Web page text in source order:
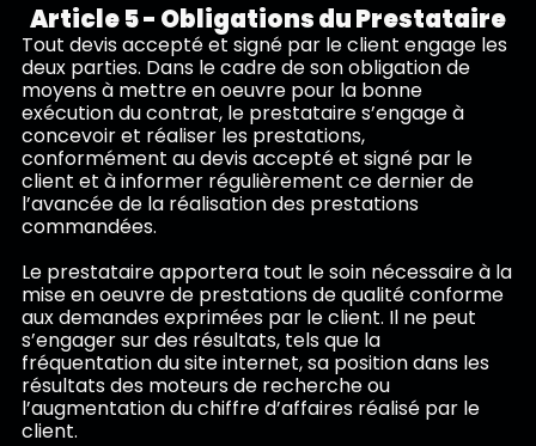
Article 5 - Obligations du Prestataire
Tout devis accepté et signé par le client engage les
deux parties. Dans le cadre de son obligation de
moyens à mettre en oeuvre pour la bonne
exécution du contrat, le prestataire s’engage à
concevoir et réaliser les prestations,
conformément au devis accepté et signé par le
client et à informer régulièrement ce dernier de
l’avancée de la réalisation des prestations
commandées.
Le prestataire apportera tout le soin nécessaire à la
mise en oeuvre de prestations de qualité conforme
aux demandes exprimées par le client. Il ne peut
s’engager sur des résultats, tels que la
fréquentation du site internet, sa position dans les
résultats des moteurs de recherche ou
l’augmentation du chiffre d’affaires réalisé par le
client.